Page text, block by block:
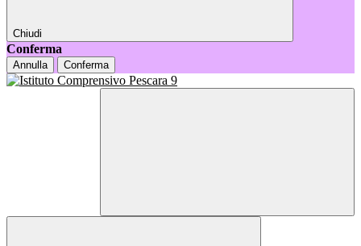
Chiudi
Conferma
Annulla Conferma